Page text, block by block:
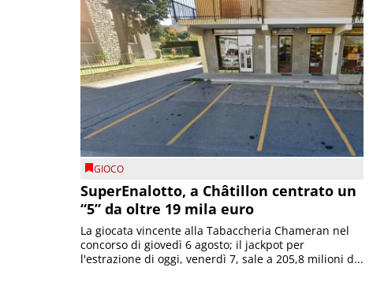
GIOCO
SuperEnalotto, a Châtillon centrato un
“5” da oltre 19 mila euro
La giocata vincente alla Tabaccheria Chameran nel
concorso di giovedì 6 agosto; il jackpot per
l'estrazione di oggi, venerdì 7, sale a 205,8 milioni d...